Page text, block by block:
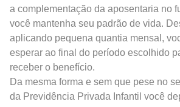
a complementação da aposentaria no
você mantenha seu padrão de vida.
aplicando pequena quantia mensal,
esperar ao final do período escolhido
receber o benefício.
Da mesma forma e sem que pese no
da Previdência Privada Infantil você